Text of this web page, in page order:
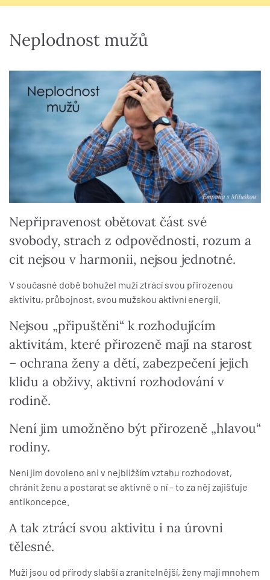
Neplodnost mužů
Nepřipravenost obětovat část své
svobody, strach z odpovědnosti, rozum a
cit nejsou v harmonii, nejsou jednotné.
V současné době bohužel muži ztrácí svou přirozenou
aktivitu, průbojnost, svou mužskou aktivní energii.
Nejsou „připuštěni“ k rozhodujícím
aktivitám, které přirozeně mají na starost
– ochrana ženy a dětí, zabezpečení jejich
klidu a obživy, aktivní rozhodování v
rodině.
Není jim umožněno být přirozeně „hlavou“
rodiny.
Není jim dovoleno ani v nejbližším vztahu rozhodovat,
chránit ženu a postarat se aktivně o ní – to za něj zajišťuje
antikoncepce.
A tak ztrácí svou aktivitu i na úrovni
tělesné.
Muži jsou od přírody slabší a zranitelnější, ženy mají mnohem